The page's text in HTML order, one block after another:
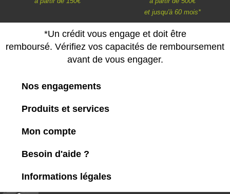
et jusqu'à 60 mois*
*Un crédit vous engage et doit être
remboursé. Vérifiez vos capacités de remboursement
avant de vous engager.
Nos engagements
Produits et services
Mon compte
Besoin d'aide ?
Informations légales